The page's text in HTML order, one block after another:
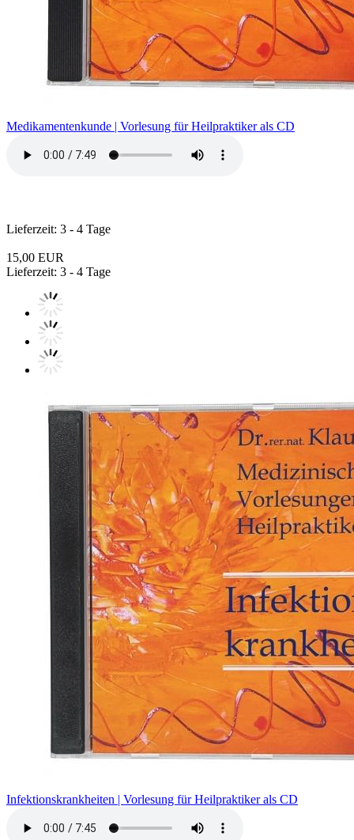
Medikamentenkunde | Vorlesung für Heilpraktiker als CD
Lieferzeit: 3 - 4 Tage
15,00 EUR
Lieferzeit: 3 - 4 Tage
Infektionskrankheiten | Vorlesung für Heilpraktiker als CD